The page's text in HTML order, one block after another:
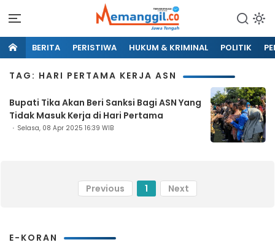
BERITA PERISTIWA HUKUM & KRIMINAL POLITIK
TAG: HARI PERTAMA KERJA ASN
Bupati Tika Akan Beri Sanksi Bagi ASN Yang
Tidak Masuk Kerja di Hari Pertama
Selasa, 08 Apr 2025 16:39 WIB
Previous 1 Next
E-KORAN